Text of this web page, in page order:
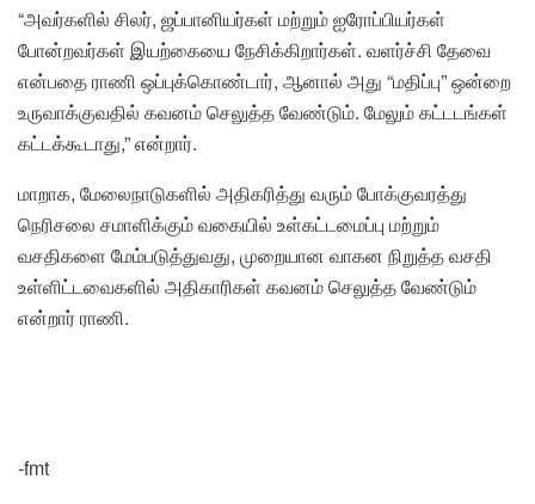
“அவர்களில் சிலர், ஜப்பானியர்கள் மற்றும் ஐரோப்பியர்கள்
போன்றவர்கள் இயற்கையை நேசிக்கிறார்கள். வளர்ச்சி தேவை
என்பதை ராணி ஒப்புக்கொண்டார், ஆனால் அது “மதிப்பு” ஒன்றை
உருவாக்குவதில் கவனம் செலுத்த வேண்டும். மேலும் கட்டடங்கள்
கட்டக்கூடாது,” என்றார்.
மாறாக, மேலைநாடுகளில் அதிகரித்து வரும் போக்குவரத்து
நெரிசலை சமாளிக்கும் வகையில் உள்கட்டமைப்பு மற்றும்
வசதிகளை மேம்படுத்துவது, முறையான வாகன நிறுத்த வசதி
உள்ளிட்டவைகளில் அதிகாரிகள் கவனம் செலுத்த வேண்டும்
என்றார் ராணி.
-fmt